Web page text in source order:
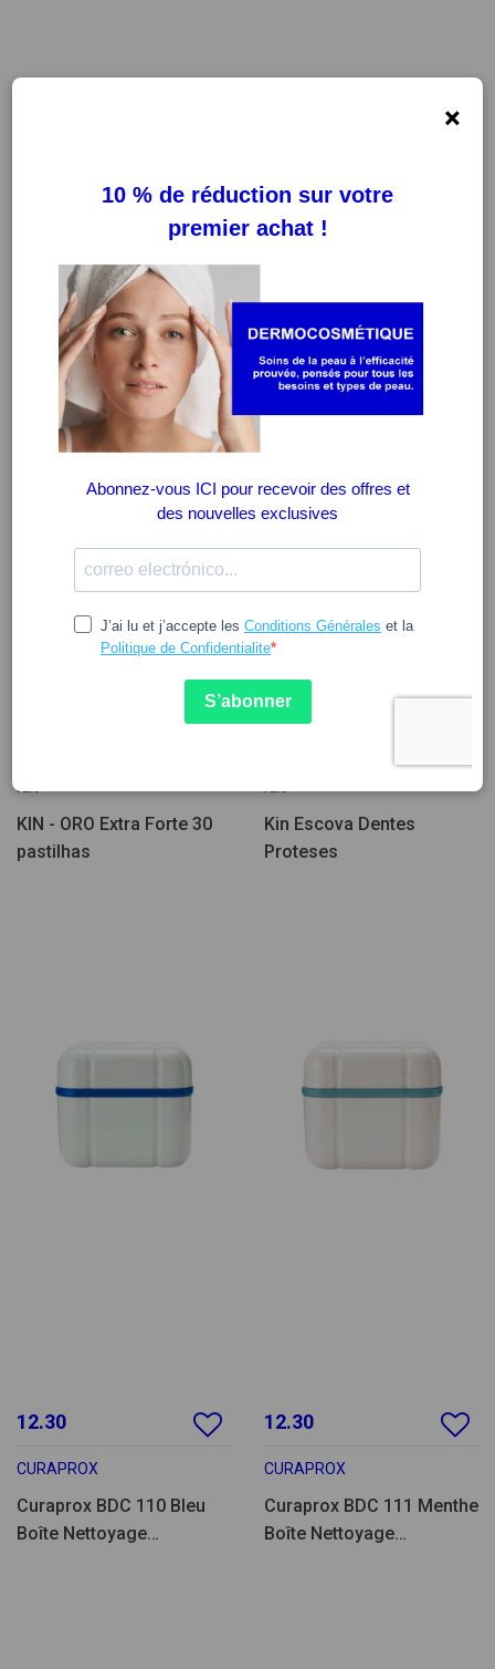
KIN
KIN - ORO Extra Forte 30
pastilhas
Kin Escova Dentes
Proteses
12.30
CURAPROX
Curaprox BDC 110 Bleu
Boîte Nettoyage
12.30
CURAPROX
Curaprox BDC 111 Menthe
Boîte Nettoyage
×